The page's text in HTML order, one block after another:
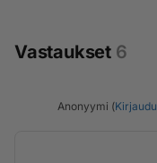
Vastaukset 6
Anonyymi (Kirjaudu